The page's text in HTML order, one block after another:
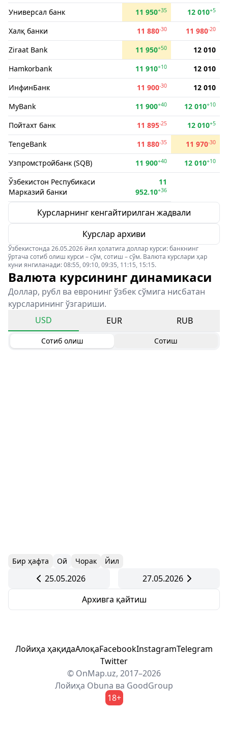
Универсал банк
11 950+35 12 010+5
Халқ банки 11 880-30 11 980-20
Ziraat Bank 11 950+50
12 010
Hamkorbank
11 910+10
12 010
ИнфинБанк
11 900-30
12 010
MyBank
11 900+40 12 010+10
Пойтахт банк 11 895-25 12 010+5
TengeBank 11 880-35 11 970-30
Узпромстройбанк (SQB) 11 900+40 12 010+10
Ўзбекистон Респубикаси
Марказий банки
11
952.10+36
Курсларнинг кенгайтирилган жадвали
Курслар архиви
Ўзбекистонда 26.05.2026 йил ҳолатига доллар курси: банкнинг
ўртача сотиб олиш курси – сўм, сотиш – сўм. Валюта курслари ҳар
куни янгиланади: 08:55, 09:10, 09:35, 11:15, 15:15.
Валюта курсининг динамикаси
Доллар, рубл ва евронинг ўзбек сўмига нисбатан
курсларининг ўзгариши.
USD
EUR RUB
Сотиб олиш Сотиш
Бир ҳафта Ой Чорак Йил
25.05.2026
27.05.2026
Архивга қайтиш
Лойиҳа ҳақидаАлоқаFacebookInstagramTelegram
Twitter
© OnMap.uz, 2017–2026
Лойиҳа Obuna ва GoodGroup
18+